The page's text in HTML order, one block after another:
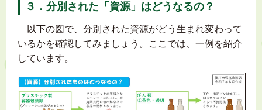
３．分別された「資源」はどうなるの？
以下の図で、分別された資源がどう生まれ変わって
いるかを確認してみましょう。ここでは、一例を紹介
しています。